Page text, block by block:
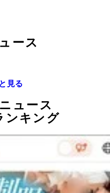
ース
見る
ュース
ンキング